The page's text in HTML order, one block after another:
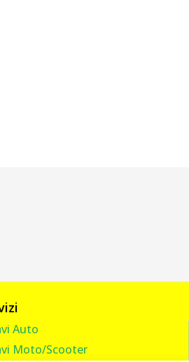
Auto
Moto/Scooter